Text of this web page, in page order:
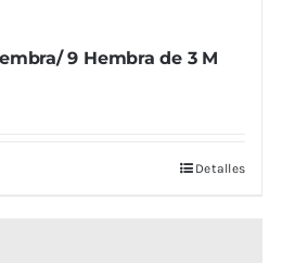
9 Hembra de 3 M
Detalles